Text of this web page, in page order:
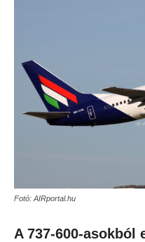
Fotó: AIRportal.hu
A 737-600-asokból